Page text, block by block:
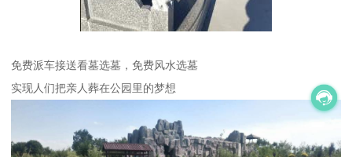
免费派车接送看墓选墓，免费风水选墓
实现人们把亲人葬在公园里的梦想